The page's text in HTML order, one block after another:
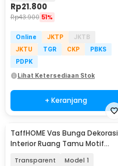
Rp21.800
Rp43.900 51%
Online JKTP
JKTB
JKTU
TGR CKP
PBKS
PDPK
Lihat Ketersediaan Stok
+ Keranjang
TaffHOME Vas Bunga Dekorasi
Interior Ruang Tamu Motif
Transparent Model 1